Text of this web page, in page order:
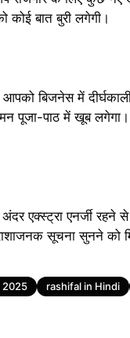
कोई बात बुरी लगेगी।
बिजनेस में
पूजा-पाठ में खूब
एक्स्ट्रा एनर्जी
सूचना सुनने
2025 rashifal in Hindi